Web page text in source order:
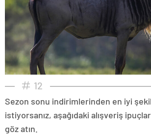
12
Sezon sonu indirimlerinden en iyi
istiyorsanız, aşağıdaki alışveriş
göz atın.